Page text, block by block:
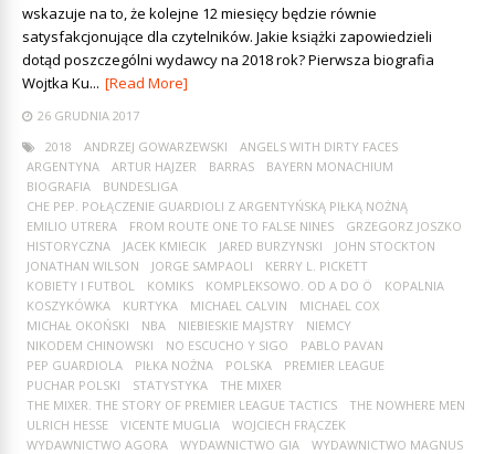
wskazuje na to, że kolejne 12 miesięcy będzie równie
satysfakcjonujące dla czytelników. Jakie książki zapowiedzieli
dotąd poszczególni wydawcy na 2018 rok? Pierwsza biografia
Wojtka Ku... [Read More]
26 GRUDNIA 2017
2018
ANDRZEJ GOWARZEWSKI
ANGELS WITH DIRTY FACES
ARGENTYNA
ARTUR HAJZER BARRAS
BAYERN MONACHIUM
BIOGRAFIA
BUNDESLIGA
CHE PEP. POŁĄCZENIE GUARDIOLI Z ARGENTYŃSKĄ PIŁKĄ NOŻNĄ
EMILIO UTRERA
FROM ROUTE ONE TO FALSE NINES
GRZEGORZ JOSZKO
HISTORYCZNA
JACEK KMIECIK JARED BURZYNSKI
JOHN STOCKTON
JONATHAN WILSON
JORGE SAMPAOLI
KERRY L. PICKETT
KOBIETY I FUTBOL
KOMIKS KOMPLEKSOWO. OD A DO Ö
KOPALNIA
KOSZYKÓWKA
KURTYKA MICHAEL CALVIN
MICHAEL COX
MICHAŁ OKOŃSKI
NBA NIEBIESKIE MAJSTRY
NIEMCY
NIKODEM CHINOWSKI
NO ESCUCHO Y SIGO
PABLO PAVAN
PEP GUARDIOLA
PIŁKA NOŻNA POLSKA
PREMIER LEAGUE
PUCHAR POLSKI
STATYSTYKA
THE MIXER
THE MIXER. THE STORY OF PREMIER LEAGUE TACTICS
THE NOWHERE MEN
ULRICH HESSE
VICENTE MUGLIA
WOJCIECH FRĄCZEK
WYDAWNICTWO AGORA
WYDAWNICTWO GIA
WYDAWNICTWO MAGNUS